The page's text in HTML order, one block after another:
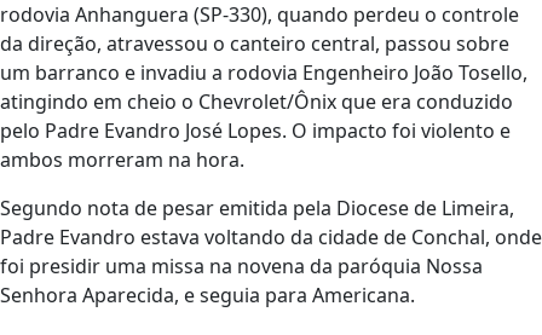
rodovia Anhanguera (SP-330), quando perdeu o controle
da direção, atravessou o canteiro central, passou sobre
um barranco e invadiu a rodovia Engenheiro João Tosello,
atingindo em cheio o Chevrolet/Ônix que era conduzido
pelo Padre Evandro José Lopes. O impacto foi violento e
ambos morreram na hora.
Segundo nota de pesar emitida pela Diocese de Limeira,
Padre Evandro estava voltando da cidade de Conchal, onde
foi presidir uma missa na novena da paróquia Nossa
Senhora Aparecida, e seguia para Americana.